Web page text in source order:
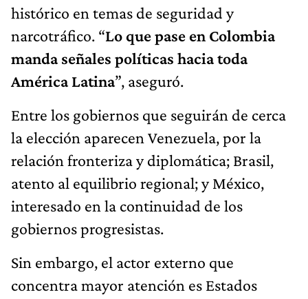
histórico en temas de seguridad y
narcotráfico. “Lo que pase en Colombia
manda señales políticas hacia toda
América Latina”, aseguró.
Entre los gobiernos que seguirán de cerca
la elección aparecen Venezuela, por la
relación fronteriza y diplomática; Brasil,
atento al equilibrio regional; y México,
interesado en la continuidad de los
gobiernos progresistas.
Sin embargo, el actor externo que
concentra mayor atención es Estados